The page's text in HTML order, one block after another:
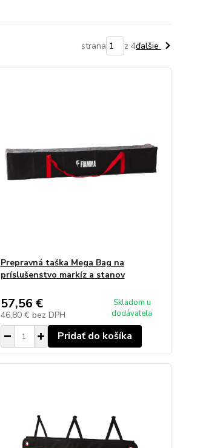
strana z 4ďalšie
Prepravná taška Mega Bag na
príslušenstvo markíz a stanov
57,56 €
46,80 € bez DPH
Skladom u
dodávateľa
Pridať do košíka